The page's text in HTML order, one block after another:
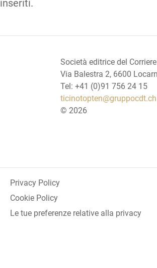
inseriti.
Società editrice del
Via Balestra 2, 6600
Tel: +41 (0)91 756 24 15
ticinotopten@gruppocdt.ch
© 2026
Privacy Policy
Cookie Policy
Le tue preferenze relative alla privacy